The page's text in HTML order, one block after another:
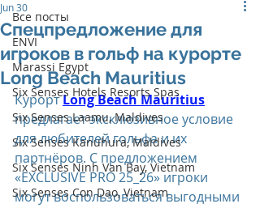
Все посты
ENVI
Marassi Egypt
Six Senses Hotels Resorts Spas
Six Senses Laamu, Maldives
Six Senses Kanuhura, Maldives
Six Senses Ninh Van Bay, Vietnam
Six Senses Con Dao, Vietnam
Cпецпредложение для
игроков в гольф на курорте
Long Beach Mauritius
Jun 30
Курорт Long Beach Mauritius
предлагает эксклюзивное условие
для любителей гольфа и их
партнёров. С предложением
«EXCLUSIVE PRO 25_26» игроки
могут воспользоваться выгодными